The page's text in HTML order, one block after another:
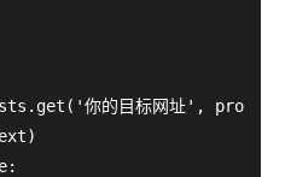
你的目标网址',